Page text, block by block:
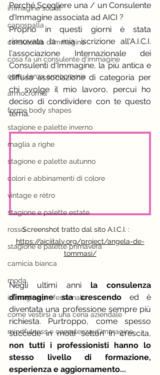
immagine social
capospalla
consulenza d'immagine
cosa fa un consulente d'immagine
consulenza armocromia
armocromia
forme body shapes
stagione e palette inverno
maglia a righe
stagione e palette autunno
colori e abbinamenti di colore
vintage e rètro
stagione e palette estate
rosso
stagione e palette primavera
camicia bianca
moda
immagine professionale
come vestirsi a una cena aziendale
mindfulness e consulenza d'immagine
Perché Scegliere una / un Consulente
d’Immagine associata ad AICI ?
Proprio in questi giorni è stata
rinnovata la mia iscrizione all'A.I.C.I.
l'associazione Internazionale dei
Consulenti d'Immagine, la più antica e
diffusa associazione di categoria per
chi svolge il mio lavoro, percui ho
deciso di condividere con te questo
tema.
Screenshot tratto dal sito A.I.C.I. :
https://aiciitaly.org/project/angela-de-
tommasi/
Negli ultimi anni la consulenza
d’immagine sta crescendo ed è
diventata una professione sempre più
richiesta. Purtroppo, come spesso
non tutti i professionisti hanno lo
stesso livello di formazione,
esperienza e aggiornamento...